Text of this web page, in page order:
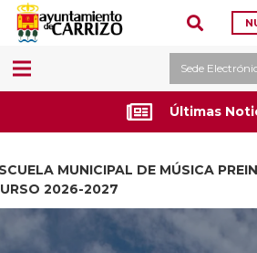
Sede
Últimas
MUNICIPAL DE MÚSICA
2026-2027